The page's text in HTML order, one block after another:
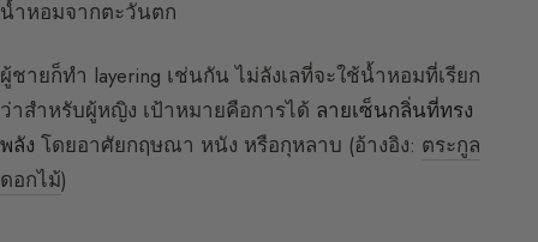
น้ำหอมจากตะวันตก
ผู้ชายก็ทำ layering เช่นกัน ไม่ลังเลที่จะใช้น้ำหอมที่เรียก
ว่าสำหรับผู้หญิง เป้าหมายคือการได้ ลายเซ็นกลิ่นที่ทรง
พลัง โดยอาศัยกฤษณา หนัง หรือกุหลาบ (อ้างอิง: ตระกูล
ดอกไม้)